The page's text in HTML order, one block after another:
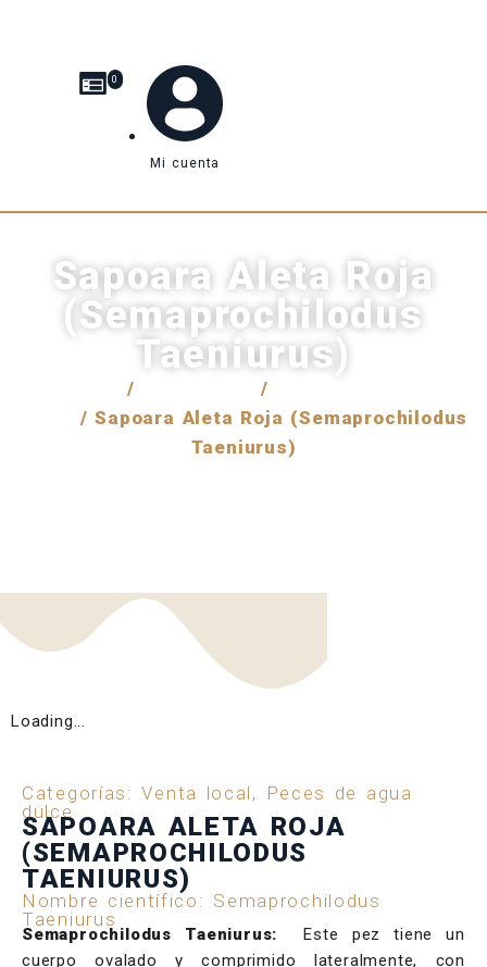
0
Mi cuenta
Sapoara Aleta Roja
(Semaprochilodus
Taeniurus)
/ /
/ Sapoara Aleta Roja (Semaprochilodus
Taeniurus)
Loading...
Categorías:Venta local ,
Peces de agua
dulce
SAPOARA ALETA ROJA
(SEMAPROCHILODUS
TAENIURUS)
Nombre científico: Semaprochilodus
Taeniurus
Semaprochilodus Taeniurus:
Este pez tiene un
cuerpo ovalado y comprimido lateralmente, con